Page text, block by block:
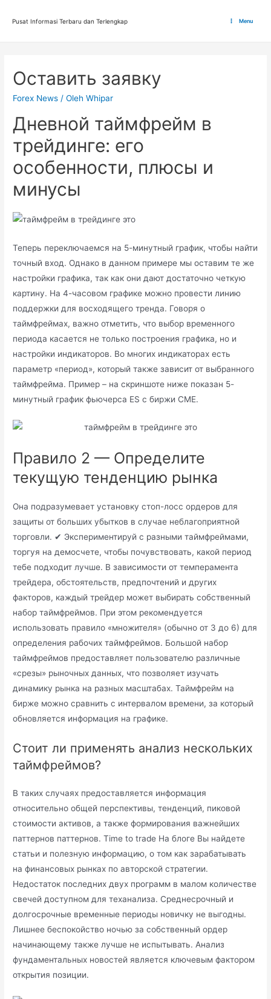
Pusat Informasi Terbaru dan Terlengkap Menu
Оставить заявку
Forex News / OlehWhipar
Дневной таймфрейм в
трейдинге: его
особенности, плюсы и
минусы
Теперь переключаемся на 5-минутный график, чтобы найти
точный вход. Однако в данном примере мы оставим те же
настройки графика, так как они дают достаточно четкую
картину. На 4-часовом графике можно провести линию
поддержки для восходящего тренда. Говоря о
таймфреймах, важно отметить, что выбор временного
периода касается не только построения графика, но и
настройки индикаторов. Во многих индикаторах есть
параметр «период», который также зависит от выбранного
таймфрейма. Пример – на скриншоте ниже показан 5-
минутный график фьючерса ES с биржи CME.
Правило 2 — Определите
текущую тенденцию рынка
Она подразумевает установку стоп-лосс ордеров для
защиты от больших убытков в случае неблагоприятной
торговли. ✔ Экспериментируй с разными таймфреймами,
торгуя на демосчете, чтобы почувствовать, какой период
тебе подходит лучше. В зависимости от темперамента
трейдера, обстоятельств, предпочтений и других
факторов, каждый трейдер может выбирать собственный
набор таймфреймов. При этом рекомендуется
использовать правило «множителя» (обычно от 3 до 6) для
определения рабочих таймфреймов. Большой набор
таймфреймов предоставляет пользователю различные
«срезы» рыночных данных, что позволяет изучать
динамику рынка на разных масштабах. Таймфрейм на
бирже можно сравнить с интервалом времени, за который
обновляется информация на графике.
Стоит ли применять анализ нескольких
таймфреймов?
В таких случаях предоставляется информация
относительно общей перспективы, тенденций, пиковой
стоимости активов, а также формирования важнейших
паттернов паттернов. Time to trade На блоге Вы найдете
статьи и полезную информацию, о том как зарабатывать
на финансовых рынках по авторской стратегии.
Недостаток последних двух программ в малом количестве
свечей доступном для теханализа. Среднесрочный и
долгосрочные временные периоды новичку не выгодны.
Лишнее беспокойство ночью за собственный ордер
начинающему также лучше не испытывать. Анализ
фундаментальных новостей является ключевым фактором
открытия позиции.